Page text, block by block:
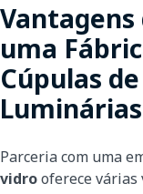
uma
Cúpulas
Luminárias
Parceria com uma
vidrooferece várias